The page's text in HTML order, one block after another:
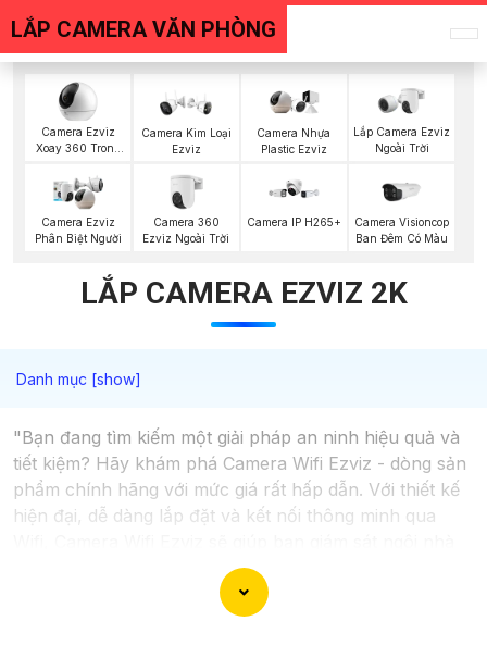
LẮP CAMERA VĂN PHÒNG
Camera Ezviz
Xoay 360 Trong
Camera Kim Loại
Ezviz
Camera Nhựa
Plastic Ezviz
Lắp Camera Ezviz
Ngoài Trời
Camera Ezviz
Phân Biệt Người
Camera 360
Ezviz Ngoài Trời
Camera IP H265+
Camera Visioncop
Ban Đêm Có Màu
LẮP CAMERA EZVIZ 2K
"Bạn đang tìm kiếm một giải pháp an ninh hiệu quả và
tiết kiệm? Hãy khám phá Camera Wifi Ezviz - dòng sản
phẩm chính hãng với mức giá rất hấp dẫn. Với thiết kế
hiện đại, dễ dàng lắp đặt và kết nối thông minh qua
hoặc văn phòng mọi lúc mọi nơi chỉ bằng một chiếc
Không chỉ vậy, sản phẩm cũng mang lại chất lượng